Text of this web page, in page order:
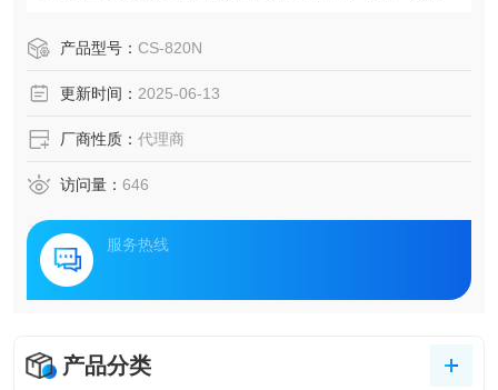
产品型号： CS-820N
更新时间： 2025-06-13
厂商性质： 代理商
访问量： 646
服务热线
产品分类